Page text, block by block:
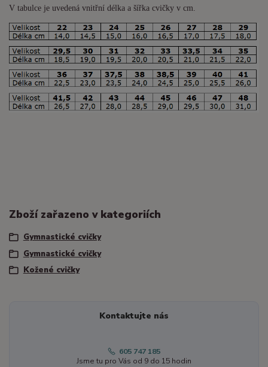
V tabulce je uvedená vnitřní délka a šířka cvičky v cm.
Zboží zařazeno v kategoriích
Gymnastické cvičky
Gymnastické cvičky
Kožené cvičky
Kontaktujte nás
605 747 185
Jsme tu pro Vás od 9 do 15 hodin